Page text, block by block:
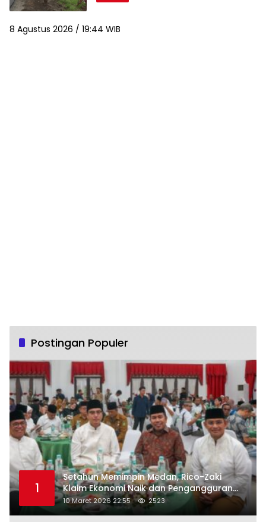
8 Agustus 2026 / 19:44 WIB
Postingan Populer
1
Setahun Memimpin Medan, Rico-Zaki
Klaim Ekonomi Naik dan Pengangguran
Turun
10 Maret 2026 22:55 2523